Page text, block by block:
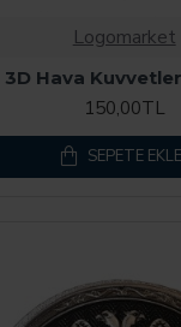
Logomarket
3D Hava
150,00TL
SEPETE EKLE